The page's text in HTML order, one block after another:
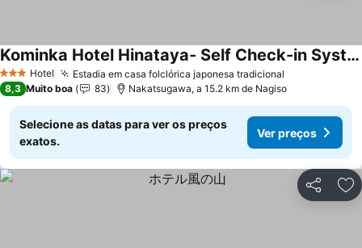
3 EstrelasHotel Estadia em casa folclórica japonesa tradicional
Kominka Hotel Hinataya- Self Check-in System宿場を眺める古民家宿 陽屋
8,3 Muito boa 83 Nakatsugawa, a 15.2 km de Nagiso
Selecione as datas para ver os preços
exatos.
Ver preços
Partilhar